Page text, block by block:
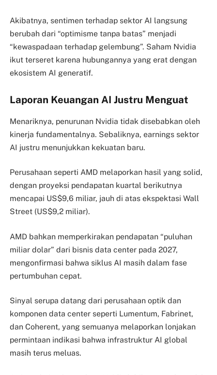
Akibatnya, sentimen terhadap sektor AI langsung
berubah dari “optimisme tanpa batas” menjadi
“kewaspadaan terhadap gelembung”. Saham Nvidia
ikut terseret karena hubungannya yang erat dengan
ekosistem AI generatif.
Laporan Keuangan AI Justru Menguat
Menariknya, penurunan Nvidia tidak disebabkan oleh
kinerja fundamentalnya. Sebaliknya, earnings sektor
AI justru menunjukkan kekuatan baru.
Perusahaan seperti AMD melaporkan hasil yang solid,
dengan proyeksi pendapatan kuartal berikutnya
mencapai US$9,6 miliar, jauh di atas ekspektasi Wall
Street (US$9,2 miliar).
AMD bahkan memperkirakan pendapatan “puluhan
miliar dolar” dari bisnis data center pada 2027,
mengonfirmasi bahwa siklus AI masih dalam fase
pertumbuhan cepat.
Sinyal serupa datang dari perusahaan optik dan
komponen data center seperti Lumentum, Fabrinet,
dan Coherent, yang semuanya melaporkan lonjakan
permintaan indikasi bahwa infrastruktur AI global
masih terus meluas.